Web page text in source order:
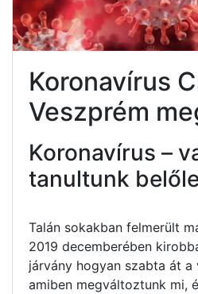
Koronavírus
Veszprém
Koronavírus –
tanultunk
Talán sokakban felmerült
2019 decemberében
járvány hogyan szabta át a
amiben megváltoztunk mi,